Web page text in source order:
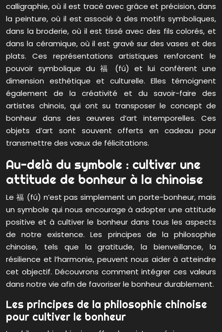
calligraphie, où il est tracé avec grâce et précision, dans
la peinture, où il est associé à des motifs symboliques,
dans la broderie, où il est tissé avec des fils colorés, et
dans la céramique, où il est gravé sur des vases et des
plats. Ces représentations artistiques renforcent le
pouvoir symbolique du 福 (fú) et lui confèrent une
dimension esthétique et culturelle. Elles témoignent
également de la créativité et du savoir-faire des
artistes chinois, qui ont su transposer le concept de
bonheur dans des œuvres d’art intemporelles. Ces
objets d’art sont souvent offerts en cadeau pour
transmettre des vœux de félicitations.
Au-delà du symbole : cultiver une
attitude de bonheur à la chinoise
Le 福 (fú) n’est pas simplement un porte-bonheur, mais
un symbole qui nous encourage à adopter une attitude
positive et à cultiver le bonheur dans tous les aspects
de notre existence. Les principes de la philosophie
chinoise, tels que la gratitude, la bienveillance, la
résilience et l’harmonie, peuvent nous aider à atteindre
cet objectif. Découvrons comment intégrer ces valeurs
dans notre vie afin de favoriser le bonheur durablement.
Les principes de la philosophie chinoise
pour cultiver le bonheur